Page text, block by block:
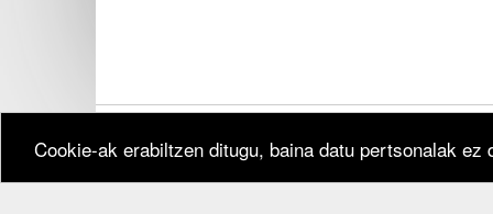
Cookie-ak erabiltzen ditugu, baina datu pertsonalak ez